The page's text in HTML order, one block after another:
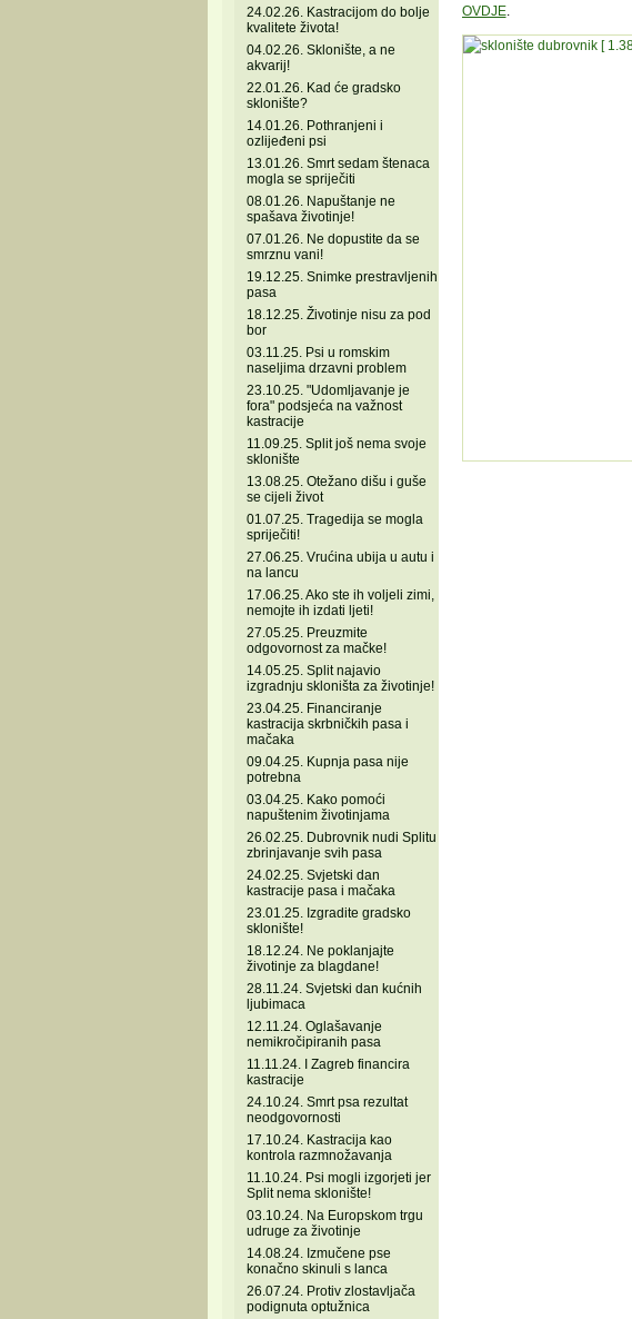
24.02.26. Kastracijom do bolje
kvalitete života!
04.02.26. Sklonište, a ne
akvarij!
22.01.26. Kad će gradsko
sklonište?
14.01.26. Pothranjeni i
ozlijeđeni psi
13.01.26. Smrt sedam štenaca
mogla se spriječiti
08.01.26. Napuštanje ne
spašava životinje!
07.01.26. Ne dopustite da se
smrznu vani!
19.12.25. Snimke prestravljenih
pasa
18.12.25. Životinje nisu za pod
bor
03.11.25. Psi u romskim
naseljima drzavni problem
23.10.25. "Udomljavanje je
fora" podsjeća na važnost
kastracije
11.09.25. Split još nema svoje
sklonište
13.08.25. Otežano dišu i guše
se cijeli život
01.07.25. Tragedija se mogla
spriječiti!
27.06.25. Vrućina ubija u autu i
na lancu
17.06.25. Ako ste ih voljeli zimi,
nemojte ih izdati ljeti!
27.05.25. Preuzmite
odgovornost za mačke!
14.05.25. Split najavio
izgradnju skloništa za životinje!
23.04.25. Financiranje
kastracija skrbničkih pasa i
mačaka
09.04.25. Kupnja pasa nije
potrebna
03.04.25. Kako pomoći
napuštenim životinjama
26.02.25. Dubrovnik nudi Splitu
zbrinjavanje svih pasa
24.02.25. Svjetski dan
kastracije pasa i mačaka
23.01.25. Izgradite gradsko
sklonište!
18.12.24. Ne poklanjajte
životinje za blagdane!
28.11.24. Svjetski dan kućnih
ljubimaca
12.11.24. Oglašavanje
nemikročipiranih pasa
11.11.24. I Zagreb financira
kastracije
24.10.24. Smrt psa rezultat
neodgovornosti
17.10.24. Kastracija kao
kontrola razmnožavanja
11.10.24. Psi mogli izgorjeti jer
Split nema sklonište!
03.10.24. Na Europskom trgu
udruge za životinje
14.08.24. Izmučene pse
konačno skinuli s lanca
26.07.24. Protiv zlostavljača
podignuta optužnica
OVDJE.